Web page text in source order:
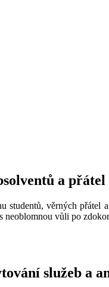
a
studentů, věrných
vůli po
služeb a